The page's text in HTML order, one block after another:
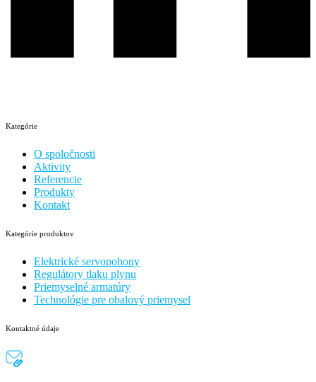
Kategórie
O spoločnosti
Aktivity
Referencie
Produkty
Kontakt
Kategórie produktov
Elektrické servopohony
Regulátory tlaku plynu
Priemyselné armatúry
Technológie pre obalový priemysel
Kontaktné údaje